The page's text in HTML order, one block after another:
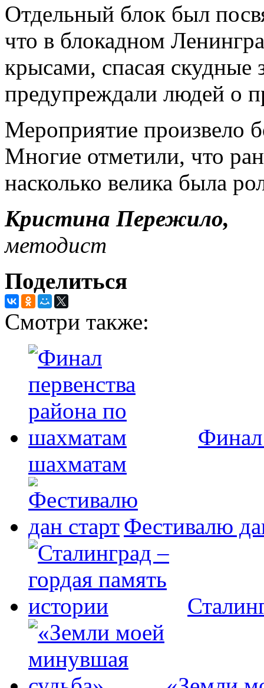
Отдельный блок был
что в блокадном
крысами, спасая скудные
предупреждали людей о
Мероприятие произвело
Многие отметили, что
насколько велика была
Кристина Пережило,
методист
Поделиться
Смотри также:
Финал
шахматам
Фестивалю